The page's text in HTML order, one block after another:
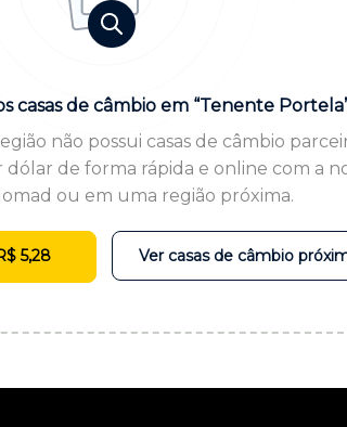
casas de câmbio em “Tenente
não possui casas de câmbio
de forma rápida e online com a
ou em uma região próxima.
5,28 Ver casas de câmbio